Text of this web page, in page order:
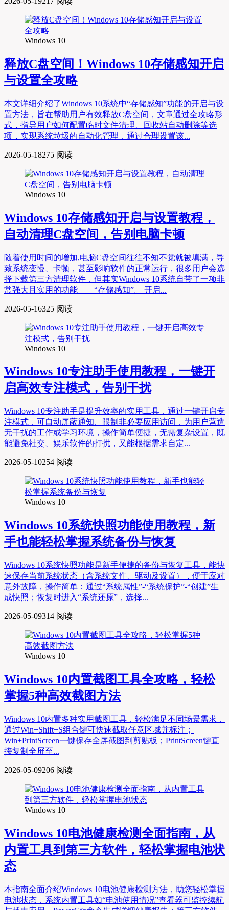
Windows 10
释放C盘空间！Windows 10存储感知开启
与设置全攻略
本文详细介绍了Windows 10系统中“存储感知”功能的开启与设
置方法，旨在帮助用户有效释放C盘空间，文章通过全攻略形
式，指导用户如何配置临时文件清理、回收站自动删除等选
项，实现系统垃圾的自动化管理，通过合理设置该...
2026-05-18275 阅读
Windows 10
Windows 10存储感知开启与设置教程，
自动清理C盘空间，告别电脑卡顿
随着使用时间的增加,电脑C盘空间往往不知不觉就被填满，导
致系统变慢、卡顿，甚至影响软件的正常运行，很多用户会选
择下载第三方清理软件，但其实Windows 10系统自带了一项非
常强大且实用的功能——“存储感知”。 开启...
2026-05-16325 阅读
Windows 10
Windows 10专注助手使用教程，一键开
启高效专注模式，告别干扰
Windows 10专注助手是提升效率的实用工具，通过一键开启专
注模式，可自动屏蔽通知、限制非必要应用访问，为用户营造
无干扰的工作或学习环境，操作简单便捷，无需复杂设置，既
能避免社交、娱乐软件的打扰，又能根据需求自定...
2026-05-10254 阅读
Windows 10
Windows 10系统快照功能使用教程，新
手也能轻松掌握系统备份与恢复
Windows 10系统快照功能是新手便捷的备份与恢复工具，能快
速保存当前系统状态（含系统文件、驱动及设置），便于应对
意外故障，操作简单：通过“系统属性”-“系统保护”-“创建”生
成快照；恢复时进入“系统还原”，选择...
2026-05-09314 阅读
Windows 10
Windows 10内置截图工具全攻略，轻松
掌握5种高效截图方法
Windows 10内置多种实用截图工具，轻松满足不同场景需求，
通过Win+Shift+S组合键可快速截取任意区域并标注；
Win+PrintScreen一键保存全屏截图到剪贴板；PrintScreen键直
接复制全屏至...
2026-05-09206 阅读
Windows 10
Windows 10电池健康检测全面指南，从
内置工具到第三方软件，轻松掌握电池状
态
本指南全面介绍Windows 10电池健康检测方法，助您轻松掌握
电池状态，系统内置工具如“电池使用情况”查看器可监控续航